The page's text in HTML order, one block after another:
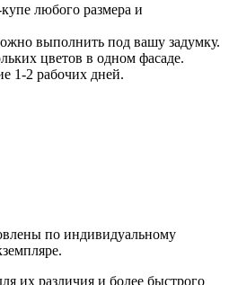
любого размера и
выполнить под вашу задумку.
цветов в одном фасаде.
1-2 рабочих дней.
по индивидуальному
их различия и более быстрого